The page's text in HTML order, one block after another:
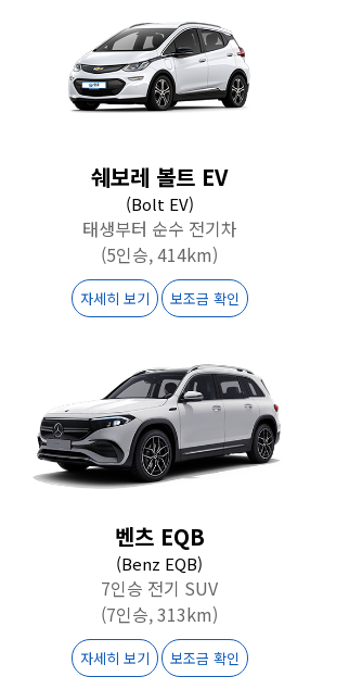
쉐보레 볼트 EV
(Bolt EV)
태생부터 순수 전기차
(5인승, 414km)
자세히 보기 보조금 확인
벤츠 EQB
(Benz EQB)
7인승 전기 SUV
(7인승, 313km)
자세히 보기 보조금 확인